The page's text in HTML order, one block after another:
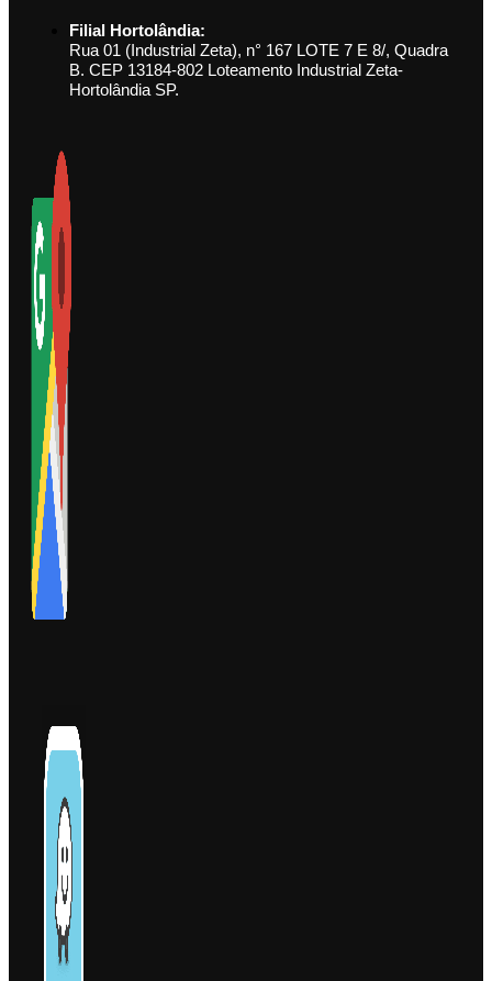
Filial Hortolândia:
Rua 01 (Industrial Zeta), n° 167 LOTE 7 E 8/, Quadra
B. CEP 13184-802 Loteamento Industrial Zeta-
Hortolândia SP.